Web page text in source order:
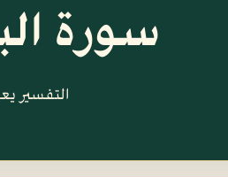
سورة
التفسير يعرض